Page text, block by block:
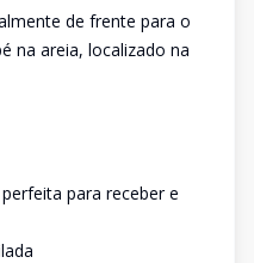
de frente para o
na areia, localizado na
para receber e